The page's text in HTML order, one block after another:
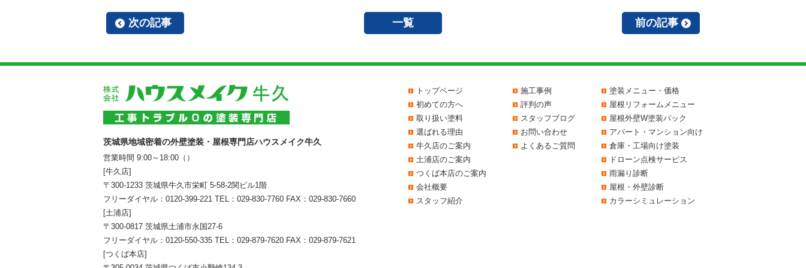
次の記事 一覧 前の記事
茨城県地域密着の外壁塗装・屋根専門店ハウスメイク牛久
営業時間 9:00～18:00（）
[牛久店]
〒300-1233 茨城県牛久市栄町 5-58-2関ビル1階
フリーダイヤル： 0120-399-221 TEL： 029-830-7760 FAX：029-830-7660
[土浦店]
〒300-0817 茨城県土浦市永国27-6
フリーダイヤル： 0120-550-335 TEL： 029-879-7620 FAX：029-879-7621
[つくば本店]
トップページ
初めての方へ
取り扱い塗料
選ばれる理由
牛久店のご案内
土浦店のご案内
つくば本店のご案内
会社概要
スタッフ紹介
施工事例
評判の声
スタッフブログ
お問い合わせ
よくあるご質問
塗装メニュー・価格
屋根リフォームメニュー
屋根外壁W塗装パック
アパート・マンション向け
倉庫・工場向け塗装
ドローン点検サービス
雨漏り診断
屋根・外壁診断
カラーシミュレーション